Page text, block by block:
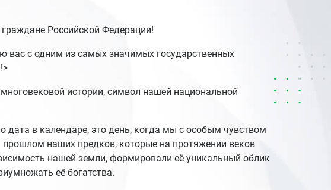
Российской Федерации!
вас с одним из самых значимых государственных
истории, символ нашей национальной
дата в календаре, это день, когда мы с особым чувством
наших предков, которые на протяжении веков
нашей земли, формировали её уникальный облик
её богатства.